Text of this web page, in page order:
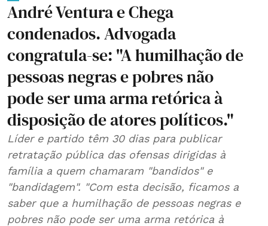
André Ventura e Chega
condenados. Advogada
congratula-se: "A humilhação de
pessoas negras e pobres não
pode ser uma arma retórica à
disposição de atores políticos."
Líder e partido têm 30 dias para publicar
retratação pública das ofensas dirigidas à
família a quem chamaram "bandidos" e
"bandidagem". "Com esta decisão, ficamos a
saber que a humilhação de pessoas negras e
pobres não pode ser uma arma retórica à